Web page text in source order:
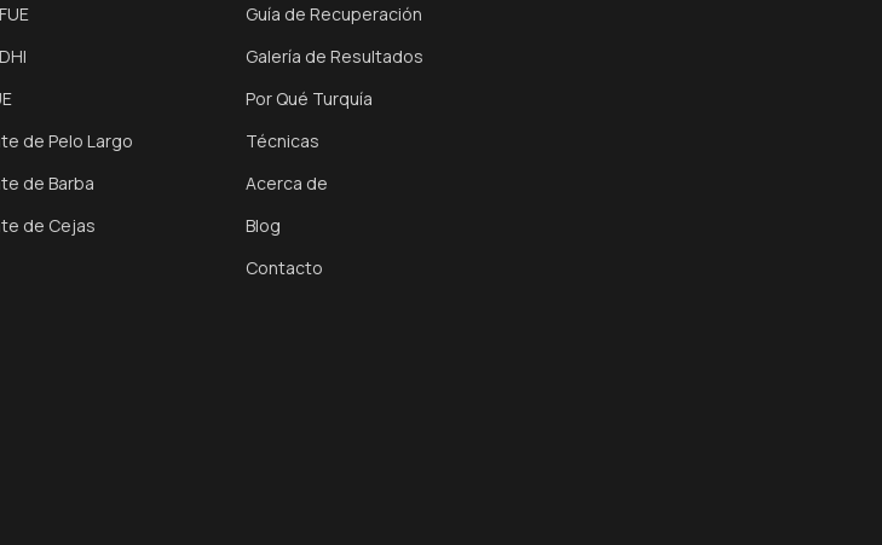
de Pelo Largo
de Barba
de Cejas
Guía de Recuperación
Galería de Resultados
Por Qué Turquía
Técnicas
Acerca de
Blog
Contacto